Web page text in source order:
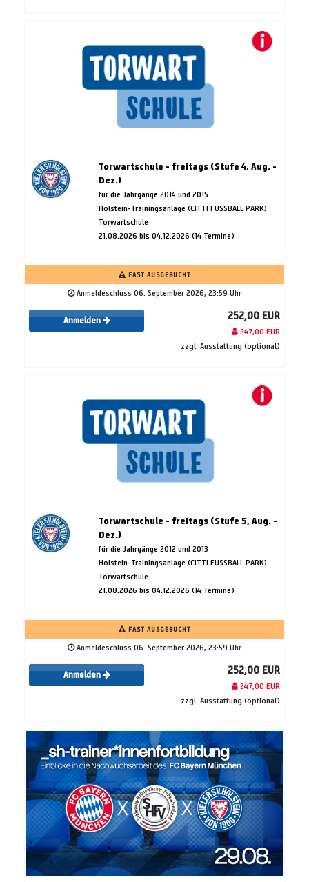
Torwartschule - freitags (Stufe 4, Aug. -
Dez.)
für die Jahrgänge 2014 und 2015
Holstein-Trainingsanlage (CITTI FUSSBALL PARK)
Torwartschule
21.08.2026 bis 04.12.2026 (14 Termine)
FAST AUSGEBUCHT
Anmeldeschluss 06. September 2026, 23:59 Uhr
Anmelden 252,00 EUR
247,00 EUR
zzgl. Ausstattung (optional)
Torwartschule - freitags (Stufe 5, Aug. -
Dez.)
für die Jahrgänge 2012 und 2013
Holstein-Trainingsanlage (CITTI FUSSBALL PARK)
Torwartschule
21.08.2026 bis 04.12.2026 (14 Termine)
FAST AUSGEBUCHT
Anmeldeschluss 06. September 2026, 23:59 Uhr
Anmelden 252,00 EUR
247,00 EUR
zzgl. Ausstattung (optional)